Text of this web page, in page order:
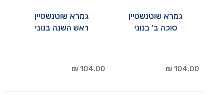
גמרא שוטנשטיין
סוכה ב' בנוני
104.00 ₪
גמרא שוטנשטיין
ראש השנה בנוני
104.00 ₪